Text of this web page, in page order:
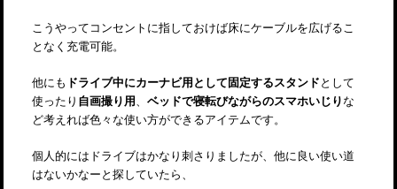
こうやってコンセントに指しておけば床にケーブルを広げるこ
となく充電可能。
他にも ドライブ中にカーナビ用として固定するスタンドとして
使ったり 自画撮り用 ベッドで寝転びながらのスマホいじりな
ど考えれば色々な使い方ができるアイテムです。
個人的にはドライブはかなり刺さりましたが、他に良い使い道
はないかなーと探していたら、